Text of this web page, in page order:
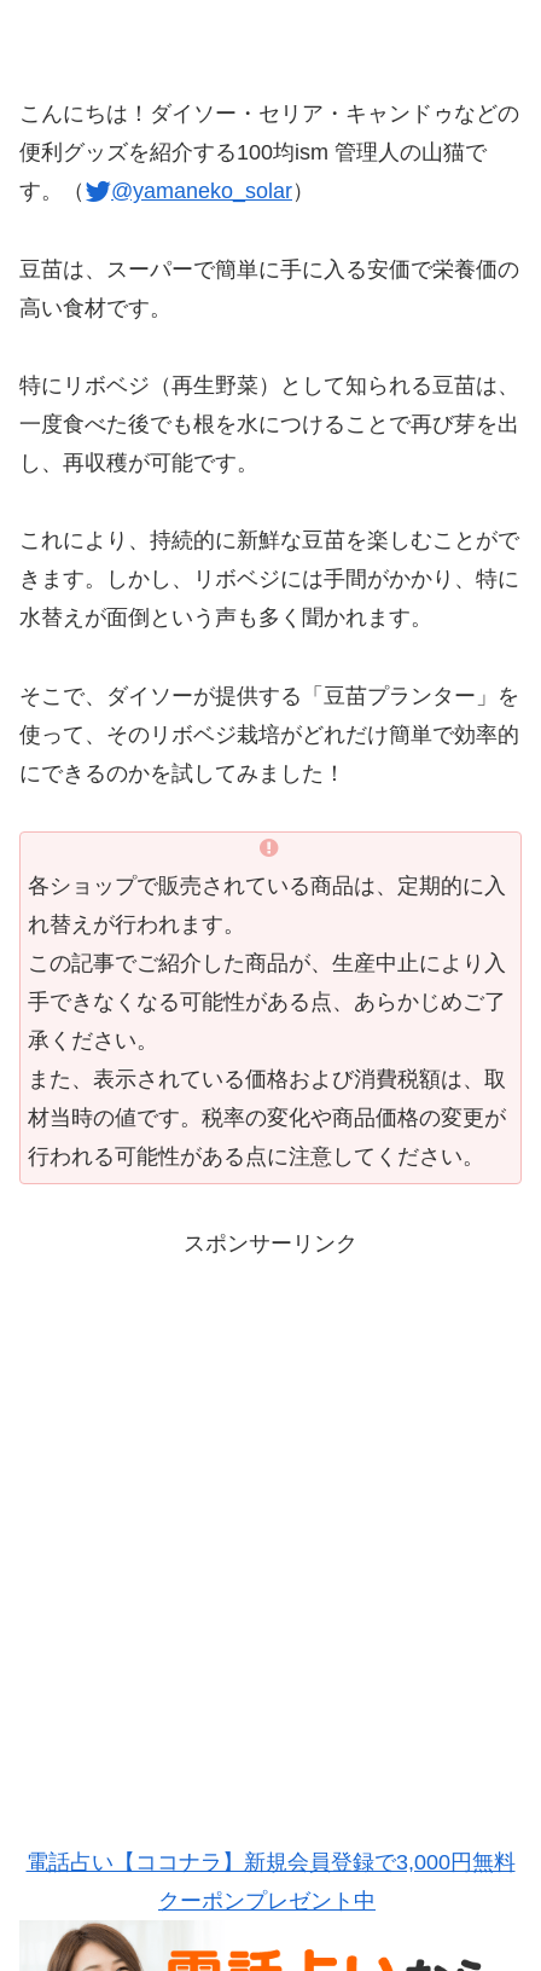
こんにちは！ダイソー・セリア・キャンドゥなどの
便利グッズを紹介する100均ism 管理人の山猫で
す。（
@yamaneko_solar）
豆苗は、スーパーで簡単に手に入る安価で栄養価の
高い食材です。
特にリボベジ（再生野菜）として知られる豆苗は、
一度食べた後でも根を水につけることで再び芽を出
し、再収穫が可能です。
これにより、持続的に新鮮な豆苗を楽しむことがで
きます。しかし、リボベジには手間がかかり、特に
水替えが面倒という声も多く聞かれます。
そこで、ダイソーが提供する「豆苗プランター」を
使って、そのリボベジ栽培がどれだけ簡単で効率的
にできるのかを試してみました！
各ショップで販売されている商品は、定期的に入
れ替えが行われます。
この記事でご紹介した商品が、生産中止により入
手できなくなる可能性がある点、あらかじめご了
承ください。
また、表示されている価格および消費税額は、取
材当時の値です。税率の変化や商品価格の変更が
行われる可能性がある点に注意してください。
スポンサーリンク
電話占い【ココナラ】新規会員登録で3,000円無料
クーポンプレゼント中